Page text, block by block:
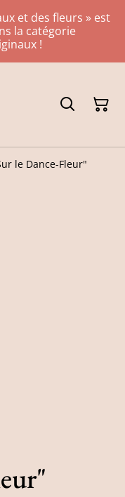
et des fleurs » est
la catégorie
!
le Dance-Fleur"